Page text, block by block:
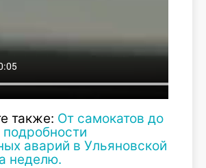
также: От самокатов до
подробности
аварий в Ульяновской
неделю.